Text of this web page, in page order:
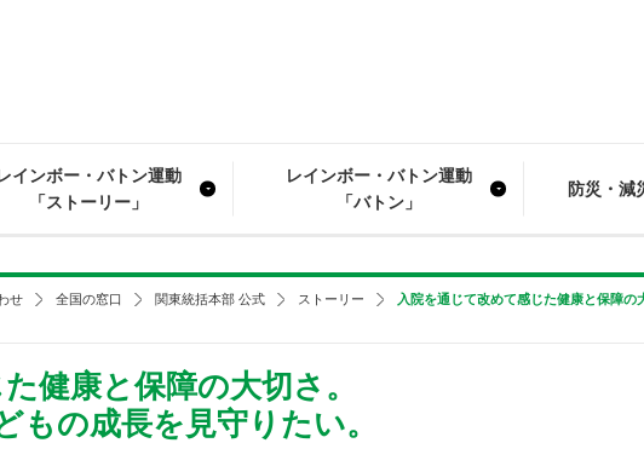
インボー・バトン運動
「ストーリー」
レインボー・バトン運動
「バトン」
防災・
せ 全国の窓口 関東統括本部 公式 ストーリー
入院を通じて改めて感じた健康と保障の
健康と保障の大切さ。
もの成長を見守りたい。